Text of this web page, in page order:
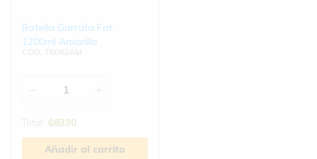
Botella Garrafa Fat
1200ml Amarillo
CÓD: T6062AM
₲8330
Añadir al carrito